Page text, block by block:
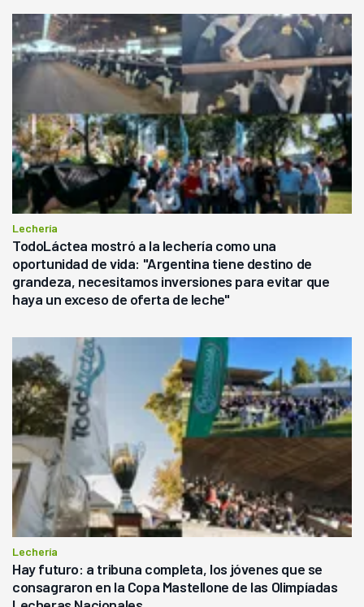
Lechería
TodoLáctea mostró a la lechería como una
oportunidad de vida: "Argentina tiene destino de
grandeza, necesitamos inversiones para evitar que
haya un exceso de oferta de leche"
Lechería
Hay futuro: a tribuna completa, los jóvenes que se
consagraron en la Copa Mastellone de las Olimpíadas